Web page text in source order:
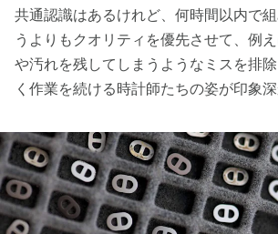
共通認識はあるけれど、何時間以内で
うよりもクオリティを優先させて、例
や汚れを残してしまうようなミスを排
く作業を続ける時計師たちの姿が印象深